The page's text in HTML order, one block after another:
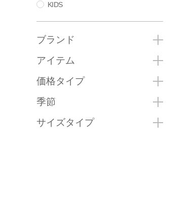
KIDS
ブランド
アイテム
価格タイプ
季節
サイズタイプ